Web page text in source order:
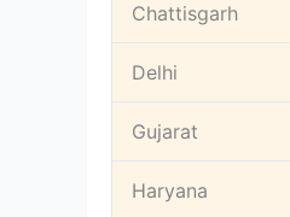
Chattisgarh
Delhi
Gujarat
Haryana